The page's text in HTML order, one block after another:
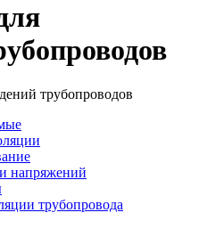
трубопроводов
напряжений
трубопровода